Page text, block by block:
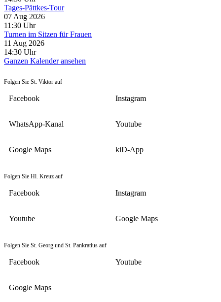
Tages-Pättkes-Tour
07 Aug 2026
11:30 Uhr
Turnen im Sitzen für Frauen
11 Aug 2026
14:30 Uhr
Ganzen Kalender ansehen
Folgen Sie St. Viktor auf
Facebook Instagram
WhatsApp-Kanal Youtube
Google Maps kiD-App
Folgen Sie Hl. Kreuz auf
Facebook Instagram
Youtube Google Maps
Folgen Sie St. Georg und St. Pankratius auf
Facebook Youtube
Google Maps